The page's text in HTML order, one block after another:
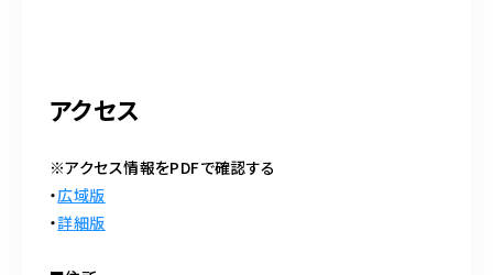
アクセス
※アクセス情報をPDFで確認する
・広域版
・詳細版